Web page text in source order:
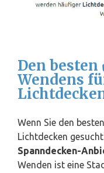
Den
Wendens
Wenn Sie den
Lichtdecken
Spanndecken-
Wenden ist eine